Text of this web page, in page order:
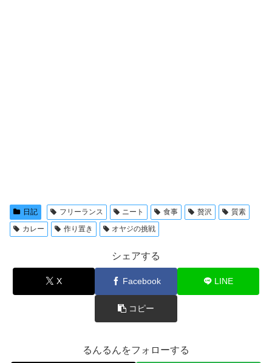
日記 フリーランス ニート 食事 贅沢
質素
カレー
作り置き オヤジの挑戦
シェアする
X Facebook LINE
コピー
るんるんをフォローする